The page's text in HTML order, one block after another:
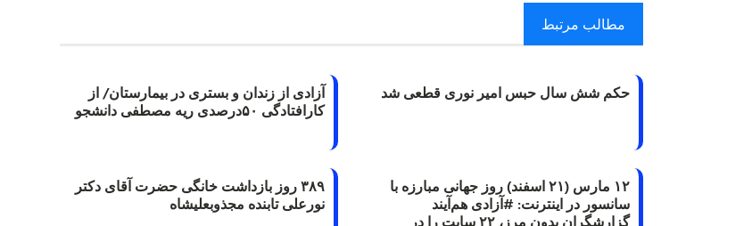
مطالب مرتبط
حکم شش سال حبس امیر نوری قطعی شد
آزادی از زندان و بستری در بیمارستان/ از
کارافتادگی ۵۰درصدی ریه مصطفی دانشجو
۱۲ مارس (۲۱ اسفند) روز جهانی مبارزه با
سانسور در اینترنت: #آزادی هم‌آیند
گزارشگران‌ بدون مرز، ۲۲ سایت را در
۳۸۹ روز بازداشت خانگی حضرت آقای دکتر
نورعلی تابنده مجذوبعلیشاه